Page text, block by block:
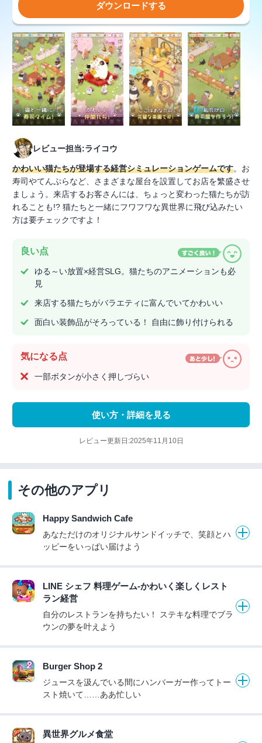
ダウンロードする
レビュー担当:ライコウ
かわいい猫たちが登場する経営シミュレーションゲームです。お
寿司やてんぷらなど、さまざまな屋台を設置してお店を繁盛させ
ましょう。来店するお客さんには、ちょっと変わった猫たちが訪
れることも!? 猫たちと一緒にフワフワな異世界に飛び込みたい
方は要チェックですよ！
良い点
ゆる～い放置×経営SLG。猫たちのアニメーションも必
見
来店する猫たちがバラエティに富んでいてかわいい
面白い装飾品がそろっている！ 自由に飾り付けられる
気になる点
一部ボタンが小さく押しづらい
使い方・詳細を見る
レビュー更新日:2025年11月10日
その他のアプリ
Happy Sandwich Cafe
あなただけのオリジナルサンドイッチで、笑顔とハ
ッピーをいっぱい届けよう
LINE シェフ 料理ゲーム-かわいく楽しくレスト
ラン経営
自分のレストランを持ちたい！ ステキな料理でブラ
ウンの夢を叶えよう
Burger Shop 2
ジュースを汲んでいる間にハンバーガー作ってトー
スト焼いて……ああ忙しい
異世界グルメ食堂